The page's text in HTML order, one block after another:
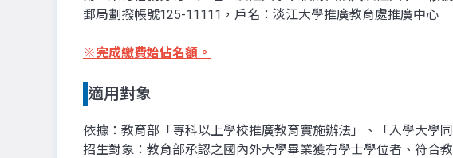
郵局劃撥帳號125-11111，戶名：淡江大學推廣教育處推廣中心
※完成繳費始佔名額。
適用對象
依據：教育部「專科以上學校推廣教育實施辦法」、「入學大學
招生對象：教育部承認之國內外大學畢業獲有學士學位者、符合